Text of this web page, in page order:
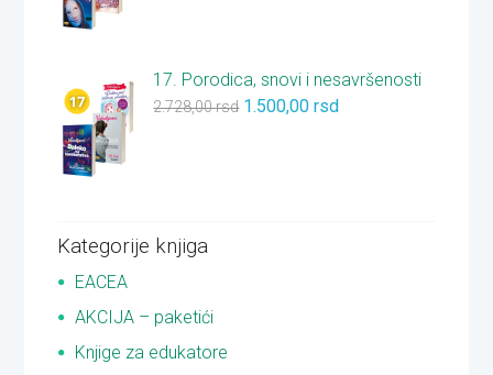
17. Porodica, snovi i nesavršenosti
2.728,00rsd 1.500,00rsd
Kategorije knjiga
EACEA
AKCIJA – paketići
Knjige za edukatore